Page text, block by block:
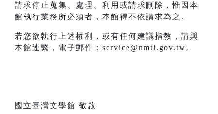
請求停止蒐集、處理、利用或請求刪除，惟因本
館執行業務所必須者，本館得不依請求為之。
若您欲執行上述權利，或有任何建議指教，請與
本館連繫，電子郵件：service@nmtl.gov.tw。
國立臺灣文學館 敬啟